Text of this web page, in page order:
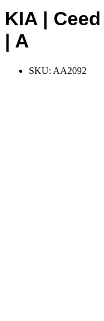
KIA |
| A
SKU: AA2092